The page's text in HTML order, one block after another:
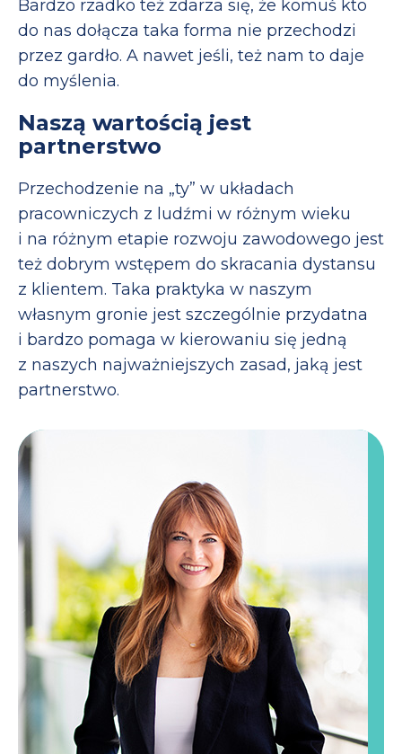
Bardzo rzadko też zdarza się, że komuś kto
do nas dołącza taka forma nie przechodzi
przez gardło. A nawet jeśli, też nam to daje
do myślenia.
Naszą wartością jest
partnerstwo
Przechodzenie na „ty” w układach
pracowniczych z ludźmi w różnym wieku
i na różnym etapie rozwoju zawodowego jest
też dobrym wstępem do skracania dystansu
z klientem. Taka praktyka w naszym
własnym gronie jest szczególnie przydatna
i bardzo pomaga w kierowaniu się jedną
z naszych najważniejszych zasad, jaką jest
partnerstwo.